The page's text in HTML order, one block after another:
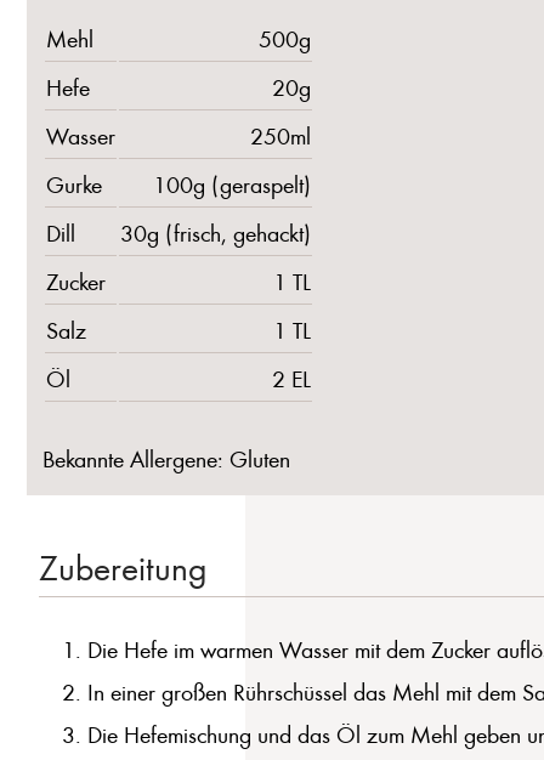
Mehl
500g
Hefe
20g
Wasser
250ml
Gurke
100g (geraspelt)
Dill
30g (frisch, gehackt)
Zucker
1 TL
Salz
1 TL
Öl
2 EL
Bekannte Allergene: Gluten
Zubereitung
Die Hefe im warmen Wasser mit dem Zucker
In einer großen Rührschüssel das Mehl mit dem
Die Hefemischung und das Öl zum Mehl geben